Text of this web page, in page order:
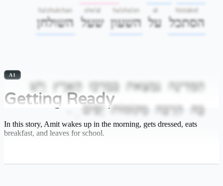
A1
Getting Ready
In this story, Amit wakes up in the morning, gets dressed, eats
breakfast, and leaves for school.
histakel
הסתכל
al
על
ha'sha'on
השעון
she'al
שעל
ha'shulchan
השולחן
הַמְּדִינָה נִמְצֵאת בְּמֶרְכַּז הָאָרֶץ
וְיֵשׁ
בָּהּ הַרְבֵּה מְקוֹמוֹת יָפִים